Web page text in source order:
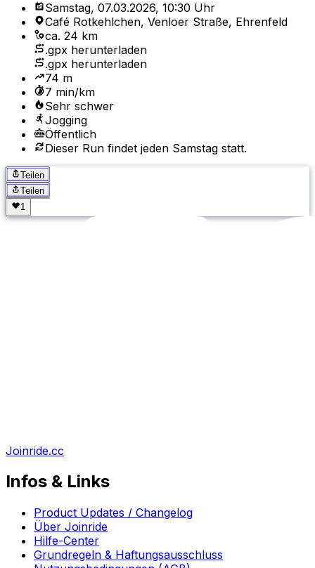
Samstag, 07.03.2026, 10:30 Uhr
Café Rotkehlchen, Venloer Straße, Ehrenfeld
ca. 24 km
.gpx herunterladen
.gpx herunterladen
74 m
7 min/km
Sehr schwer
Jogging
Öffentlich
Dieser Run findet jeden Samstag statt.
Teilen
Teilen
Joinride.cc
Infos & Links
Product Updates / Changelog
Über Joinride
Hilfe-Center
Grundregeln & Haftungsausschluss